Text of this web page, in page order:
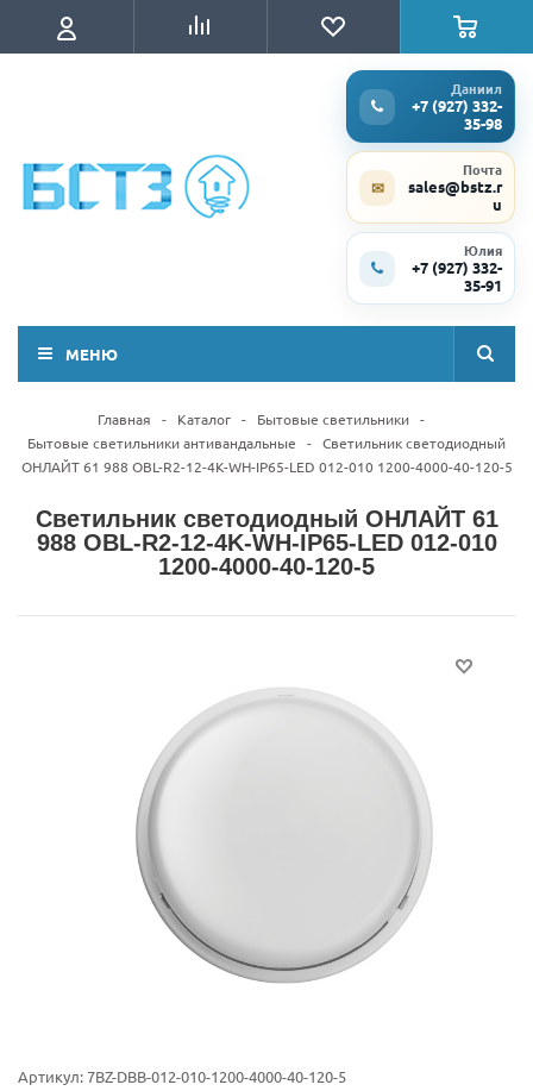
Даниил
+7 (927) 332-
35-98
✉
Почта
sales@bstz.r
u
Юлия
+7 (927) 332-
35-91
МЕНЮ
Главная - Каталог - Бытовые светильники -
Бытовые светильники антивандальные
- Светильник светодиодный
ОНЛАЙТ 61 988 OBL-R2-12-4K-WH-IP65-LED 012-010 1200-4000-40-120-5
Светильник светодиодный ОНЛАЙТ 61
988 OBL-R2-12-4K-WH-IP65-LED 012-010
1200-4000-40-120-5
Артикул:7BZ-DBB-012-010-1200-4000-40-120-5